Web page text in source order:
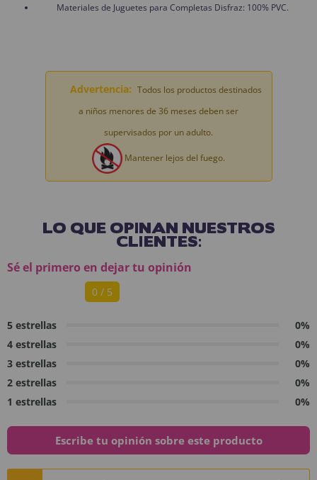
Materiales de Juguetes para Completas Disfraz: 100% PVC.
Advertencia: Todos los productos destinados
a niños menores de 36 meses deben ser
supervisados por un adulto.
Mantener lejos del fuego.
LO QUE OPINAN NUESTROS
CLIENTES:
Sé el primero en dejar tu opinión
0 / 5
5 estrellas
0%
4 estrellas
0%
3 estrellas
0%
2 estrellas
0%
1 estrellas
0%
Escribe tu opinión sobre este producto